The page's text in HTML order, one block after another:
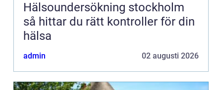
Hälsoundersökning stockholm
så hittar du rätt kontroller för din
hälsa
admin 02 augusti 2026